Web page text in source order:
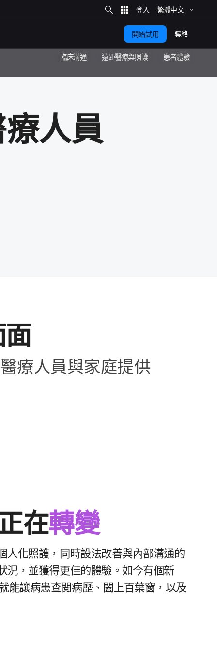
網
站
​搜
繁體​中文
開始​試用 聯絡
臨床溝通 遠距​醫療​與​照護 患​者​體驗
人員​
療​人員​與​家庭​提供​
在轉變
人​化​照護，​同時​設法​改善​與​內部​溝通​的​
況，​並​獲得​更佳​的​體驗。​如​今​有​個​新​
能​讓​病​患​查閱​病歷、​闔上百​葉窗，​以及​